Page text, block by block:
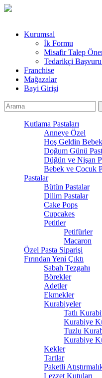
Kurumsal
İk Formu
Misafir Talep
Tedarikçi
Franchise
Mağazalar
Bayi Girişi
Kutlama Pastaları
Anneye Özel
Hoş Geldin Bebek
Doğum Günü
Düğün ve Nişan
Bebek ve Çocuk
Pastalar
Bütün Pastalar
Dilim Pastalar
Cake Pops
Cupcakes
Petitler
Petifürler
Macaron
Özel Pasta Siparişi
Fırından Yeni Çıktı
Sabah Tezgahı
Börekler
Adetler
Ekmekler
Kurabiyeler
Tatlı
Kurabiye
Tuzlu
Kurabiye
Kekler
Tartlar
Paketli
Lezzet Kutuları